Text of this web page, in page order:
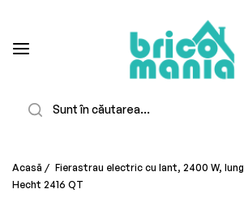
Acasă / Fierastrau electric cu lant, 2400 W,
Hecht 2416 QT